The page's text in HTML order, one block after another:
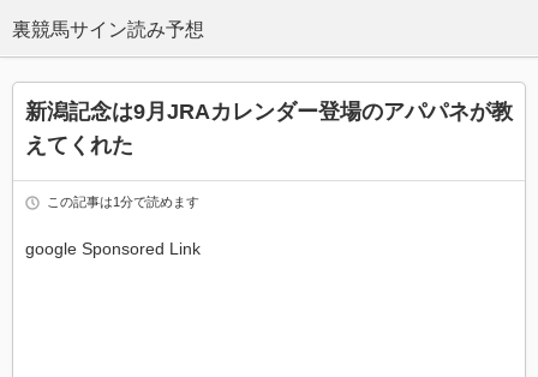
新潟記念は9月JRAカレンダー登場のアパパネが教
えてくれた
この記事は1分で読めます
google Sponsored Link